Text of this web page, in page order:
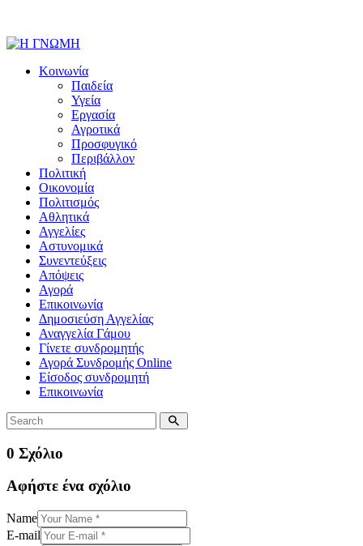
Κοινωνία
Παιδεία
Υγεία
Εργασία
Αγροτικά
Προσφυγικό
Περιβάλλον
Πολιτική
Οικονομία
Πολιτισμός
Αθλητικά
Αγγελίες
Αστυνομικά
Συνεντεύξεις
Απόψεις
Αγορά
Επικοινωνία
Δημοσιεύση Αγγελίας
Αναγγελία Γάμου
Γίνετε συνδρομητής
Αγορά Συνδρομής Online
Είσοδος συνδρομητή
Επικοινωνία
0 Σχόλιο
Αφήστε ένα σχόλιο
Name
E-mail